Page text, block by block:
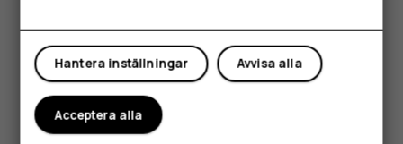
Var detta till hjälp?
Avvisa alla
Hantera inställningar
Acceptera alla